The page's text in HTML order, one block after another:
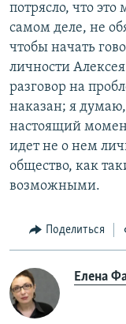
потрясло, что
самом деле, не
чтобы начать
личности
разговор на
наказан; я думаю,
настоящий
идет не о нем
общество, как
возможными.
Поделиться
Елена